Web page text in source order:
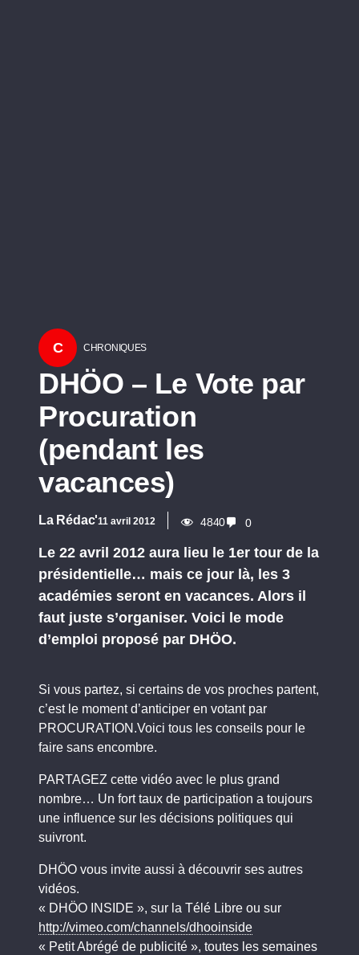
C CHRONIQUES
DHÖO – Le Vote par
Procuration
(pendant les
vacances)
La Rédac'11 avril 2012 4840 0
Le 22 avril 2012 aura lieu le 1er tour de la
présidentielle… mais ce jour là, les 3
académies seront en vacances. Alors il
faut juste s’organiser. Voici le mode
d’emploi proposé par DHÖO.
Si vous partez, si certains de vos proches partent,
c’est le moment d’anticiper en votant par
PROCURATION.Voici tous les conseils pour le
faire sans encombre.
PARTAGEZ cette vidéo avec le plus grand
nombre… Un fort taux de participation a toujours
une influence sur les décisions politiques qui
suivront.
DHÖO vous invite aussi à découvrir ses autres
vidéos.
« DHÖO INSIDE », sur la Télé Libre ou sur
http://vimeo.com/channels/dhooinside
« Petit Abrégé de publicité », toutes les semaines